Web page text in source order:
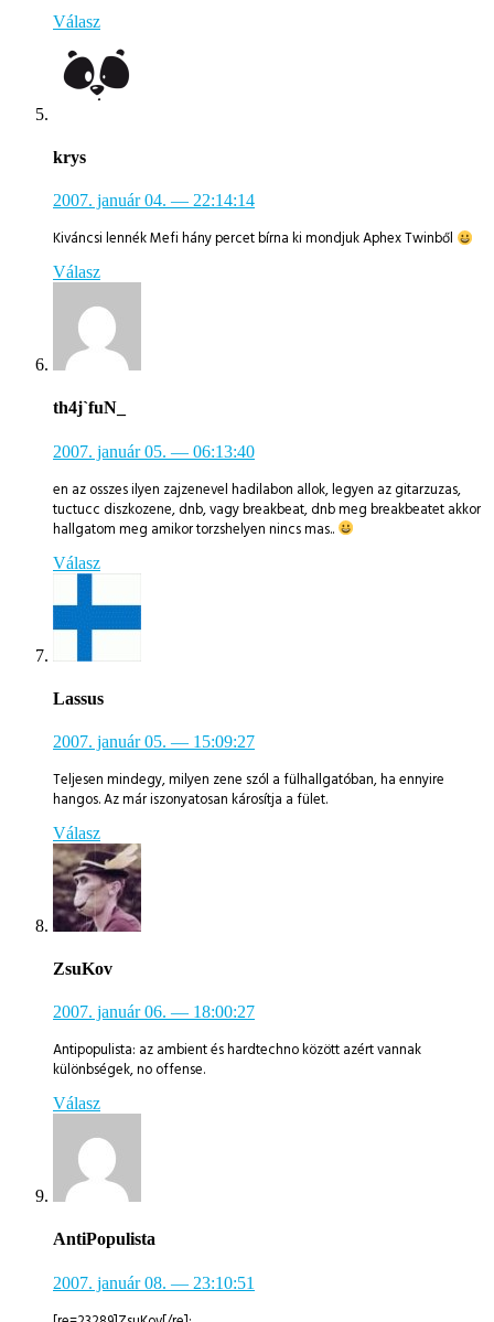
Válasz
krys
2007. január 04. — 22:14:14
Kiváncsi lennék Mefi hány percet bírna ki mondjuk Aphex Twinből
Válasz
th4j`fuN_
2007. január 05. — 06:13:40
en az osszes ilyen zajzenevel hadilabon allok, legyen az gitarzuzas,
tuctucc diszkozene, dnb, vagy breakbeat, dnb meg breakbeatet akkor
hallgatom meg amikor torzshelyen nincs mas..
Válasz
Lassus
2007. január 05. — 15:09:27
Teljesen mindegy, milyen zene szól a fülhallgatóban, ha ennyire
hangos. Az már iszonyatosan károsítja a fület.
Válasz
ZsuKov
2007. január 06. — 18:00:27
Antipopulista: az ambient és hardtechno között azért vannak
különbségek, no offense.
Válasz
AntiPopulista
2007. január 08. — 23:10:51